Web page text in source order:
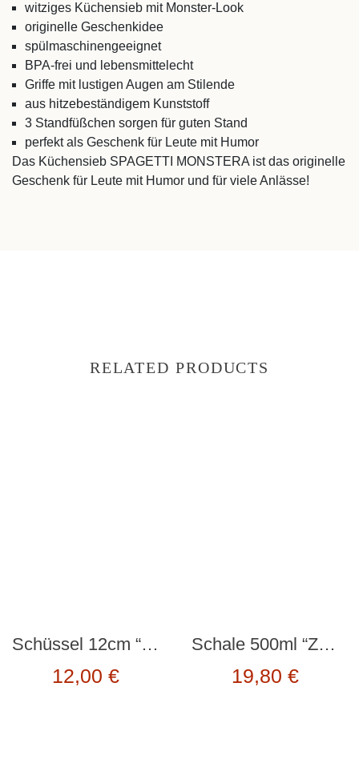
witziges Küchensieb mit Monster-Look
originelle Geschenkidee
spülmaschinengeeignet
BPA-frei und lebensmittelecht
Griffe mit lustigen Augen am Stilende
aus hitzebeständigem Kunststoff
3 Standfüßchen sorgen für guten Stand
perfekt als Geschenk für Leute mit Humor
Das Küchensieb SPAGETTI MONSTERA ist das originelle
Geschenk für Leute mit Humor und für viele Anlässe!
RELATED PRODUCTS
Schüssel 12cm “La Majorelle” pink von PiP Studio
12,00 €
Schale 500ml “ZUVERSICHTLICH” von fiftyeight
19,80 €